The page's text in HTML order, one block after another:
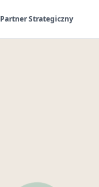
Partner Strategiczny